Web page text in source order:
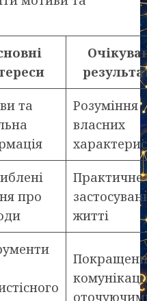
та
Розуміння
власних
про
Практичне
житті